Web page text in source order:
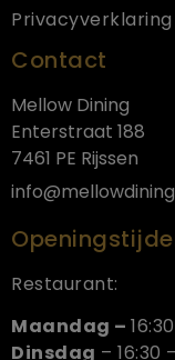
Privacyverklaring
Contact
Mellow Dining
Enterstraat 188
7461 PE Rijssen
Restaurant:
Maandag –
Dinsdag – 16:30